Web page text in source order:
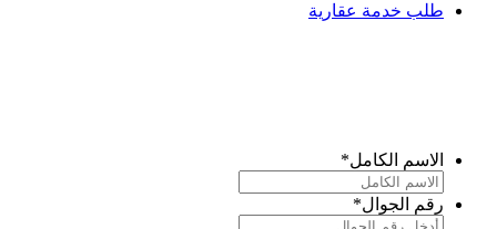
طلب خدمة عقارية
الاسم الكامل*
رقم الجوال *